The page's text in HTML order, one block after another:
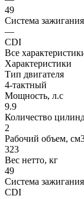
49
Система зажигания
—
CDI
Все
Характеристики
Тип двигателя
4-тактный
Мощность, л.с
9.9
Количество
2
Рабочий объем,
323
Вес нетто, кг
49
Система зажигания
CDI